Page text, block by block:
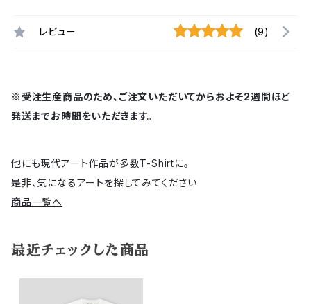
レビュー (9)
※受注生産商品のため、ご注文いただいてからおよそ2週間ほど
発送までお時間をいただきます。
他にも現代アート作品が多数T-Shirtに。
是非、気になるアートを探してみてください
商品一覧へ
最近チェックした商品